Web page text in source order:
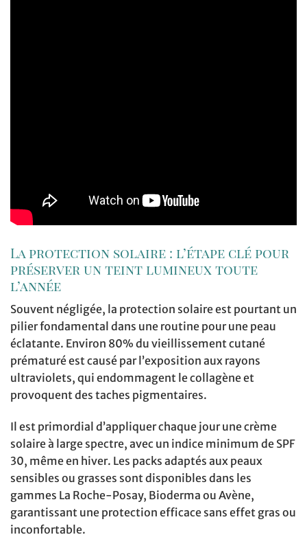
La protection solaire : l’étape clé pour
préserver un teint lumineux toute
l’année
Souvent négligée, la protection solaire est pourtant un
pilier fondamental dans une routine pour une peau
éclatante. Environ 80% du vieillissement cutané
prématuré est causé par l’exposition aux rayons
ultraviolets, qui endommagent le collagène et
provoquent des taches pigmentaires.
Il est primordial d’appliquer chaque jour une crème
solaire à large spectre, avec un indice minimum de SPF
30, même en hiver. Les packs adaptés aux peaux
sensibles ou grasses sont disponibles dans les
gammes La Roche-Posay, Bioderma ou Avène,
garantissant une protection efficace sans effet gras ou
inconfortable.